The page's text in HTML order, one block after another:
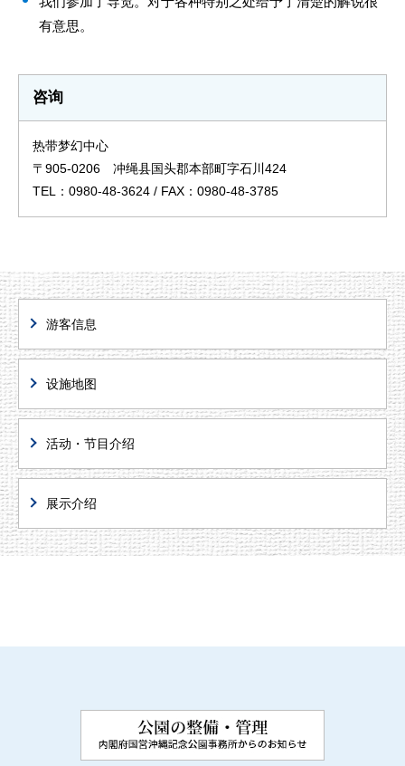
有意思。
咨询
热带梦幻中心
〒905-0206 冲绳县国头郡本部町字石川424
TEL：0980-48-3624 / FAX：0980-48-3785
游客信息
设施地图
活动・节目介绍
展示介绍